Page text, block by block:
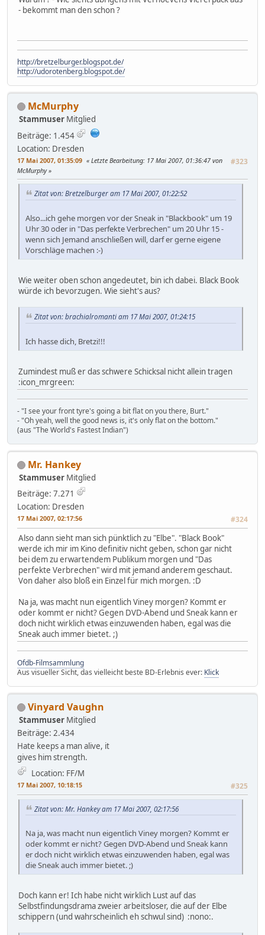
- bekommt man den schon ?
http://bretzelburger.blogspot.de/
http://udorotenberg.blogspot.de/
McMurphy
Stammuser Mitglied
Beiträge: 1.454
Location: Dresden
17 Mai 2007, 01:35:09 #323
Letzte Bearbeitung: 17 Mai 2007, 01:36:47 von
McMurphy
Zitat von: Bretzelburger am 17 Mai 2007, 01:22:52
Also...ich gehe morgen vor der Sneak in "Blackbook" um 19
Uhr 30 oder in "Das perfekte Verbrechen" um 20 Uhr 15 -
wenn sich Jemand anschließen will, darf er gerne eigene
Vorschläge machen :-)
Wie weiter oben schon angedeutet, bin ich dabei. Black Book
würde ich bevorzugen. Wie sieht's aus?
Zitat von: brachialromanti am 17 Mai 2007, 01:24:15
Ich hasse dich, Bretzi!!!
Zumindest muß er das schwere Schicksal nicht allein tragen
:icon_mrgreen:
- "I see your front tyre's going a bit flat on you there, Burt."
- "Oh yeah, well the good news is, it's only flat on the bottom."
(aus "The World's Fastest Indian")
Mr. Hankey
Stammuser Mitglied
Beiträge: 7.271
Location: Dresden
17 Mai 2007, 02:17:56 #324
Also dann sieht man sich pünktlich zu "Elbe". "Black Book"
werde ich mir im Kino definitiv nicht geben, schon gar nicht
bei dem zu erwartendem Publikum morgen und "Das
perfekte Verbrechen" wird mit jemand anderem geschaut.
Von daher also bloß ein Einzel für mich morgen. :D
Na ja, was macht nun eigentlich Viney morgen? Kommt er
oder kommt er nicht? Gegen DVD-Abend und Sneak kann er
doch nicht wirklich etwas einzuwenden haben, egal was die
Sneak auch immer bietet. ;)
Ofdb-Filmsammlung
Aus visueller Sicht, das vielleicht beste BD-Erlebnis ever: Klick
Vinyard Vaughn
Stammuser Mitglied
Beiträge: 2.434
Hate keeps a man alive, it
gives him strength.
Location: FF/M
17 Mai 2007, 10:18:15 #325
Zitat von: Mr. Hankey am 17 Mai 2007, 02:17:56
Na ja, was macht nun eigentlich Viney morgen? Kommt er
oder kommt er nicht? Gegen DVD-Abend und Sneak kann
er doch nicht wirklich etwas einzuwenden haben, egal was
die Sneak auch immer bietet. ;)
Doch kann er! Ich habe nicht wirklich Lust auf das
Selbstfindungsdrama zweier arbeitsloser, die auf der Elbe
schippern (und wahrscheinlich eh schwul sind) :nono:.